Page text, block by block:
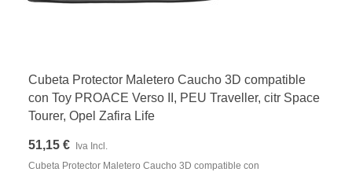
Cubeta Protector Maletero Caucho 3D compatible
con Toy PROACE Verso II, PEU Traveller, citr Space
Tourer, Opel Zafira Life
51,15 €
Iva Incl.
Cubeta Protector Maletero Caucho 3D compatible con